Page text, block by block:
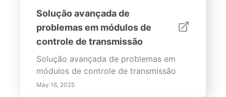
Solução avançada de
problemas em módulos de
controle de transmissão
Solução avançada de problemas em
módulos de controle de transmissão
May 16, 2025